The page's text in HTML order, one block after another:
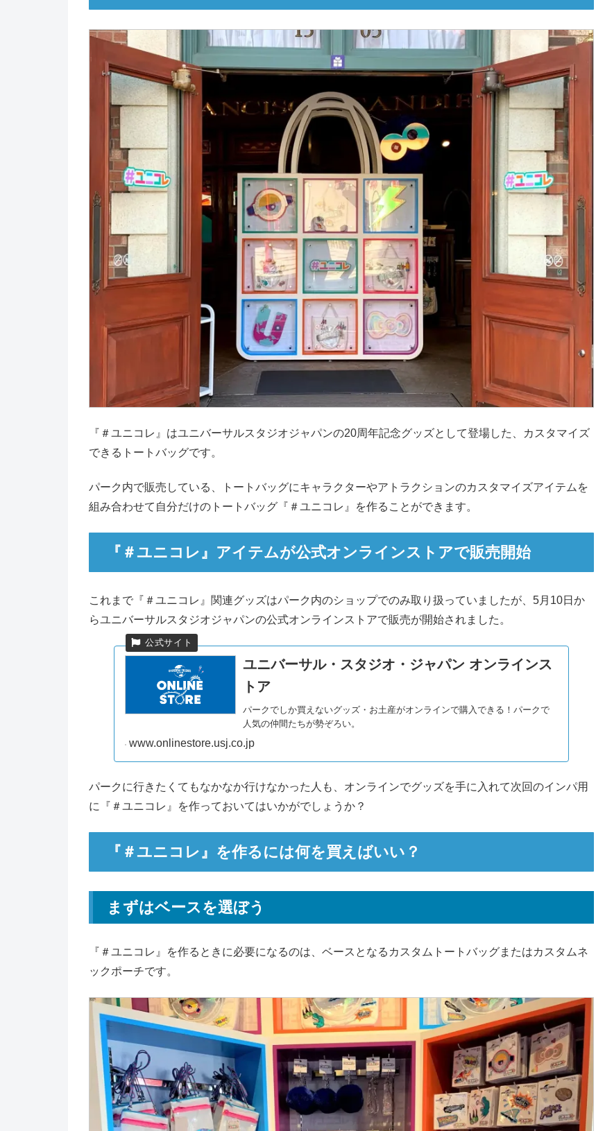
『＃ユニコレ』はユニバーサルスタジオジャパンの20周年記念グッズとして登場した、カスタマイズ
できるトートバッグです。
パーク内で販売している、トートバッグにキャラクターやアトラクションのカスタマイズアイテムを
組み合わせて自分だけのトートバッグ『＃ユニコレ』を作ることができます。
『＃ユニコレ』アイテムが公式オンラインストアで販売開始
これまで『＃ユニコレ』関連グッズはパーク内のショップでのみ取り扱っていましたが、5月10日か
らユニバーサルスタジオジャパンの公式オンラインストアで販売が開始されました。
ユニバーサル・スタジオ・ジャパン オンラインス
トア
パークでしか買えないグッズ・お土産がオンラインで購入できる！パークで
人気の仲間たちが勢ぞろい。
www.onlinestore.usj.co.jp
パークに行きたくてもなかなか行けなかった人も、オンラインでグッズを手に入れて次回のインパ用
に『＃ユニコレ』を作っておいてはいかがでしょうか？
『＃ユニコレ』を作るには何を買えばいい？
まずはベースを選ぼう
『＃ユニコレ』を作るときに必要になるのは、ベースとなるカスタムトートバッグまたはカスタムネ
ックポーチです。